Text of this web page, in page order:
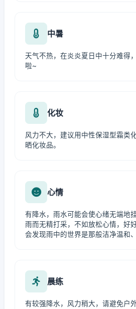
中暑
天气不热，在炎炎夏日中十分难得
啦~
化妆
风力不大，建议用中性保湿型霜类
晒化妆品。
心情
有降水，雨水可能会使心绪无端地
雨而无精打采，不如放松心情，好
会发现雨中的世界是那般洁净温和
晨练
有较强降水，风力稍大，请避免户